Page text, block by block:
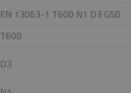
EN 13063-1 T600 N1 D3 G50
T600
D3